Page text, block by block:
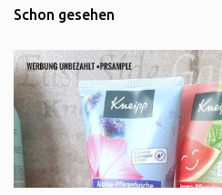
Schon gesehen